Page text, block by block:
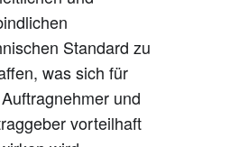
Arbeit
mit PDF/A-3
Personalakten
SNoUG
Standard zu
was sich für
und
vorteilhaft